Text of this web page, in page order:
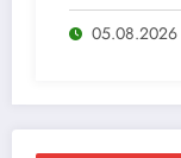
05.08.2026